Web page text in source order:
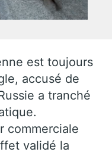
est toujours
accusé de
a tranché
commerciale
validé la